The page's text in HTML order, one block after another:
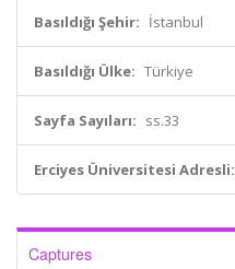
Basıldığı Şehir: İstanbul
Basıldığı Ülke: Türkiye
Sayfa Sayıları: ss.33
Erciyes Üniversitesi Adresli:
Captures